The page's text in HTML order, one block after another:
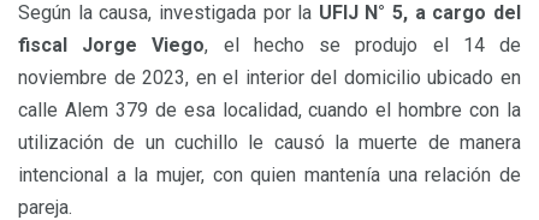
Según la causa, investigada por la UFIJ N° 5, a cargo del
fiscal Jorge Viego, el hecho se produjo el 14 de
noviembre de 2023, en el interior del domicilio ubicado en
calle Alem 379 de esa localidad, cuando el hombre con la
utilización de un cuchillo le causó la muerte de manera
intencional a la mujer, con quien mantenía una relación de
pareja.